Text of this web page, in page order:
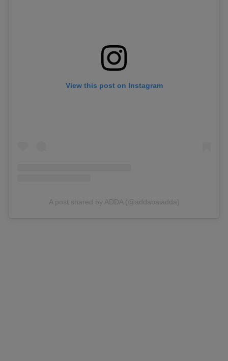
View this post on Instagram
A post shared by ADDA (@addabaladda)